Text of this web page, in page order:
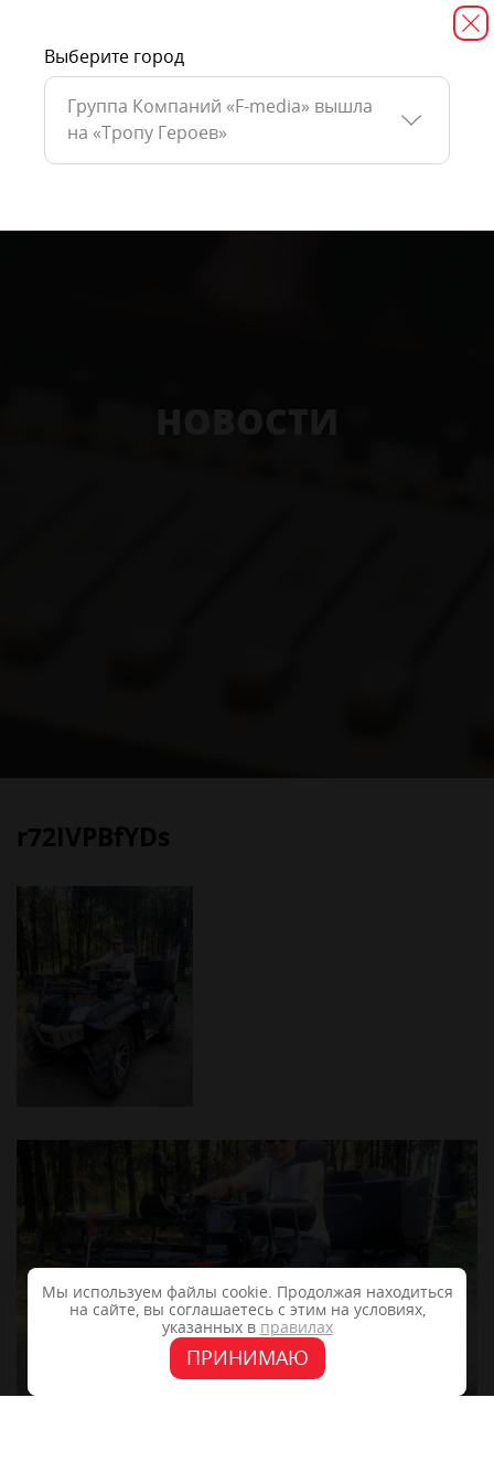
r72IVPBfYDs
Мы используем файлы cookie. Продолжая находиться
на сайте, вы соглашаетесь с этим на условиях,
указанных в правилах
ПРИНИМАЮ
Выберите город
Группа Компаний «F-media» вышла
на «Тропу Героев»